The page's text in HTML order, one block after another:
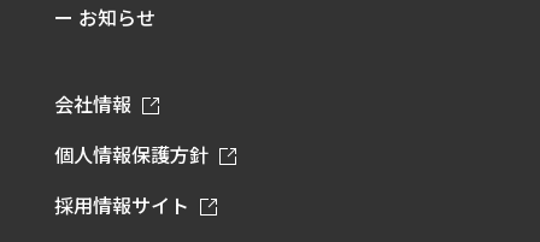
ー お知らせ
会社情報
個人情報保護方針
採用情報サイト